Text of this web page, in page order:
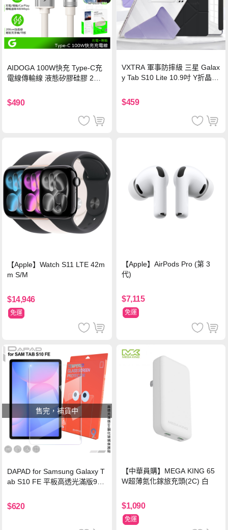
AIDOGA 100W快充 Type-C充
電線傳輸線 液態矽膠硅膠 2M
$490
VXTRA 軍事防摔級 三星 Galax
y Tab S10 Lite 10.9吋 Y折晶透
$459
【Apple】Watch S11 LTE 42m
m S/M
$14,946
免運
【Apple】AirPods Pro (第 3
代)
$7,115
免運
售完，補貨中
DAPAD for Samsung Galaxy T
ab S10 FE 平板高透光滿版9H
$620
【中華員購】MEGA KING 65
W超薄氮化鎵旅充頭(2C) 白
$1,090
免運